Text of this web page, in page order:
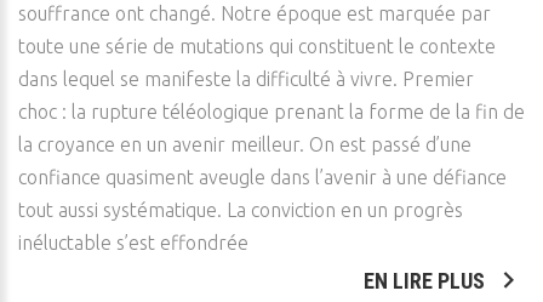
souffrance ont changé. Notre époque est marquée par
toute une série de mutations qui constituent le contexte
dans lequel se manifeste la difficulté à vivre. Premier
choc : la rupture téléologique prenant la forme de la fin de
la croyance en un avenir meilleur. On est passé d’une
confiance quasiment aveugle dans l’avenir à une défiance
tout aussi systématique. La conviction en un progrès
inéluctable s’est effondrée
EN LIRE PLUS